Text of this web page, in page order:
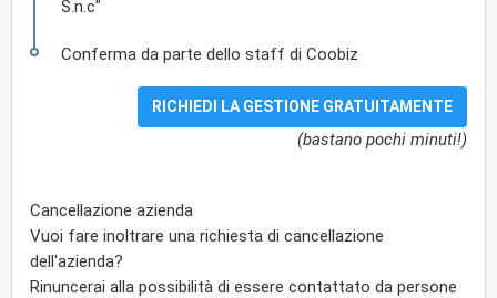
S.n.c"
Conferma da parte dello staff di Coobiz
(bastano pochi minuti!)
Cancellazione azienda
Vuoi fare inoltrare una richiesta di cancellazione
dell'azienda?
Rinuncerai alla possibilità di essere contattato da persone